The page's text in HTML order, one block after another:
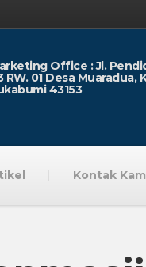
Office : Jl.
RW. 01 Desa Muaradua,
43153
Kontak